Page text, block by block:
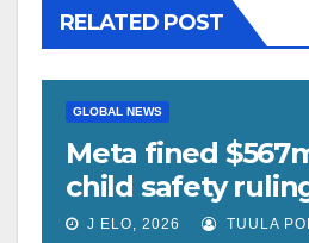
RELATED POST
GLOBAL NEWS
Meta fined
child safety
social media
J ELO, 2026 TUULA